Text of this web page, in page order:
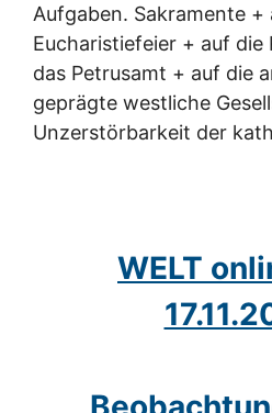
Aufgaben. Sakramente +
Eucharistiefeier + auf
das Petrusamt + auf die
geprägte westliche
Unzerstörbarkeit der
WELT